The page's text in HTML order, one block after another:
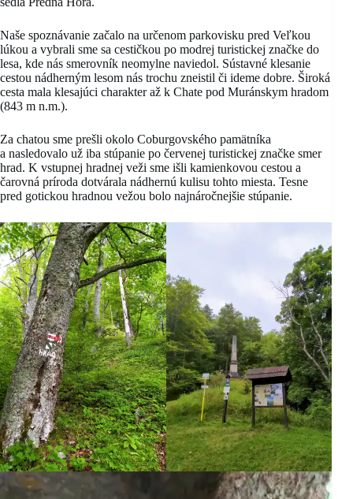
Naše spoznávanie začalo na určenom parkovisku pred Veľkou
lúkou a vybrali sme sa cestičkou po modrej turistickej značke do
lesa, kde nás smerovník neomylne naviedol. Sústavné klesanie
cestou nádherným lesom nás trochu zneistil či ideme dobre. Široká
cesta mala klesajúci charakter až k Chate pod Muránskym hradom
(843 m n.m.).
Za chatou sme prešli okolo Coburgovského pamätníka
a nasledovalo už iba stúpanie po červenej turistickej značke smer
hrad. K vstupnej hradnej veži sme išli kamienkovou cestou a
čarovná príroda dotvárala nádhernú kulisu tohto miesta. Tesne
pred gotickou hradnou vežou bolo najnáročnejšie stúpanie.